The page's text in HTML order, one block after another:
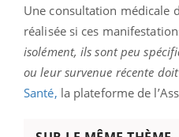
Une consultation médicale
réalisée si ces
isolément, ils sont peu
ou leur survenue récente
Santé, la plateforme de